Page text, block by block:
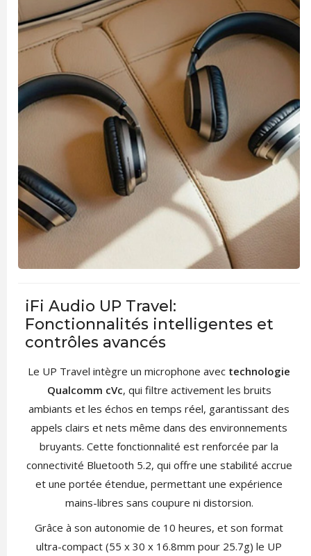
iFi Audio UP Travel:
Fonctionnalités intelligentes et
contrôles avancés
Le UP Travel intègre un microphone avec technologie
Qualcomm cVc, qui filtre activement les bruits
ambiants et les échos en temps réel, garantissant des
appels clairs et nets même dans des environnements
bruyants. Cette fonctionnalité est renforcée par la
connectivité Bluetooth 5.2, qui offre une stabilité accrue
et une portée étendue, permettant une expérience
mains-libres sans coupure ni distorsion.
Grâce à son autonomie de 10 heures, et son format
ultra-compact (55 x 30 x 16.8mm pour 25.7g) le UP